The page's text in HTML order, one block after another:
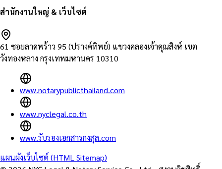
สำนักงานใหญ่ & เว็บไซต์
61 ซอยลาดพร้าว 95 (ปรางค์ทิพย์) แขวงคลองเจ้าคุณสิงห์ เขต
วังทองหลาง กรุงเทพมหานคร 10310
www.notarypublicthailand.com
www.nyclegal.co.th
www.รับรองเอกสารกงสุล.com
แผนผังเว็บไซต์ (HTML Sitemap)